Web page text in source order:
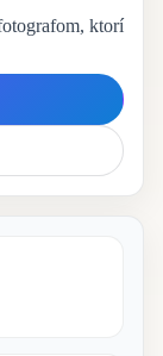
ktorí